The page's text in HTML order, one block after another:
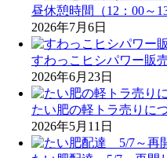
昼休憩時間（12：00～
2026年7月6日
すわっこヒシパワー販
2026年6月23日
たい肥の軽トラ売りに
2026年5月11日